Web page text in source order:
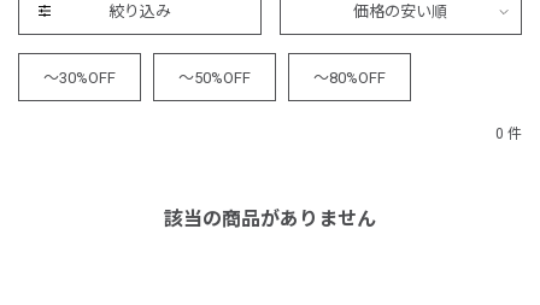
絞り込み 価格の安い順
～30%OFF ～50%OFF ～80%OFF
0 件
該当の商品がありません